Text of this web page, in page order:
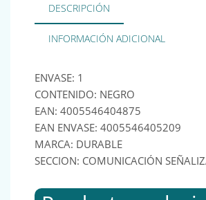
DESCRIPCIÓN
INFORMACIÓN ADICIONAL
ENVASE: 1
CONTENIDO: NEGRO
EAN: 4005546404875
EAN ENVASE: 4005546405209
MARCA: DURABLE
SECCION: COMUNICACIÓN